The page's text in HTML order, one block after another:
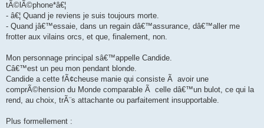
tÃ©lÃ©phone*â€¦
- â€¦ Quand je reviens je suis toujours morte.
- Quand jâ€™essaie, dans un regain dâ€™assurance, dâ€™aller me
frotter aux vilains orcs, et que, finalement, non.
Mon personnage principal sâ€™appelle Candide.
Câ€™est un peu mon pendant blonde.
Candide a cette fÃ¢cheuse manie qui consiste Ã avoir une
comprÃ©hension du Monde comparable Ã celle dâ€™un bulot, ce qui la
rend, au choix, trÃ¨s attachante ou parfaitement insupportable.
Plus formellement :